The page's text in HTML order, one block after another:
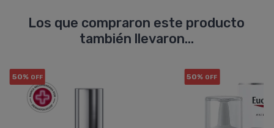
Los que compraron este producto
también llevaron...
50% OFF 50% OFF